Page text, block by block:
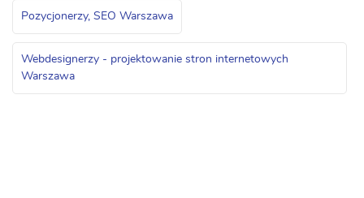
Pozycjonerzy, SEO Warszawa
Webdesignerzy - projektowanie stron internetowych
Warszawa